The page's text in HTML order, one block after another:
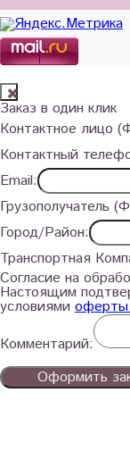
Заказ в один клик
Контактное лицо
Контактный
Email:
Грузополучатель
Город/Район:
Транспортная
Согласие на
Настоящим
условиями оферты
Комментарий:
Оформить